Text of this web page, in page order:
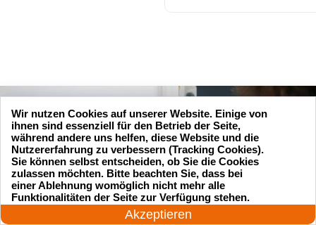
24 Stunden am Tag
Akzeptieren
Wir nutzen Cookies auf unserer Website. Einige von
ihnen sind essenziell für den Betrieb der Seite,
während andere uns helfen, diese Website und die
Nutzererfahrung zu verbessern (Tracking Cookies).
Sie können selbst entscheiden, ob Sie die Cookies
zulassen möchten. Bitte beachten Sie, dass bei
einer Ablehnung womöglich nicht mehr alle
Funktionalitäten der Seite zur Verfügung stehen.